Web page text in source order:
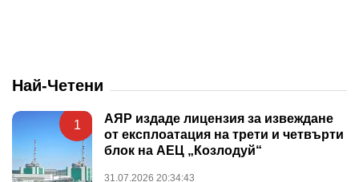
Най-Четени
1
АЯР издаде лицензия за извеждане
от експлоатация на трети и четвърти
блок на АЕЦ „Козлодуй“
31.07.2026 20:34:43